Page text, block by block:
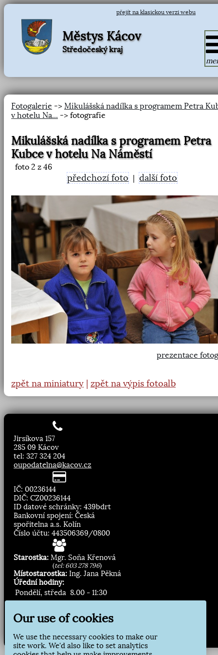
přejít na klasickou verzi webu
Městys Kácov
Středočeský kraj
Fotogalerie -> Mikulášská nadílka s programem Petra
v hotelu Na... -> fotografie
Mikulášská nadílka s programem Petra
Kubce v hotelu Na Náměstí
foto 2 z 46
předchozí foto |další foto
prezentace
zpět na miniatury zpět na výpis fotoalb
Jirsíkova 157
285 09 Kácov
tel: 327 324 204
oupodatelna@kacov.cz
IČ: 00236144
DIČ: CZ00236144
ID datové schránky: 439bdrt
Bankovní spojení: Česká
spořitelna a.s. Kolín
Číslo účtu: 443506369/0800
Starostka: Mgr. Soňa Křenová
(tel: 603 278 796)
Místostarostka: Ing. Jana Pěkná
Úřední hodiny:
Pondělí, středa 8.00 - 11:30
Přihlásit odběr
Our use of cookies
We use the necessary cookies to make our
site work. We'd also like to set analytics